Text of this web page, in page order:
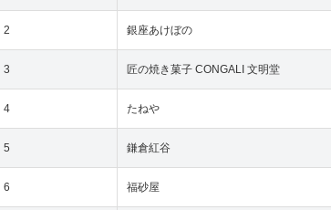
2 銀座あけぼの
3 匠の焼き菓子 CONGALI 文明堂
4 たねや
5 鎌倉紅谷
6 福砂屋